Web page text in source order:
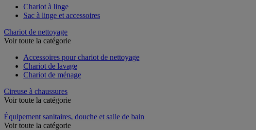
Chariot à linge
Sac à linge et accessoires
Chariot de nettoyage
Voir toute la catégorie
Accessoires pour chariot de nettoyage
Chariot de lavage
Chariot de ménage
Cireuse à chaussures
Voir toute la catégorie
Équipement sanitaires, douche et salle de bain
Voir toute la catégorie